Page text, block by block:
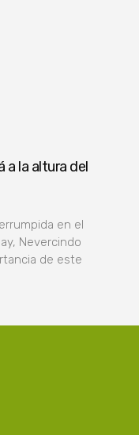
a la altura del
en el
Nevercindo
de este